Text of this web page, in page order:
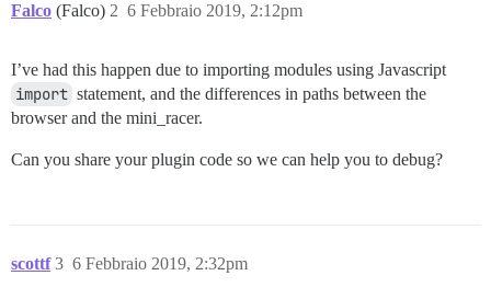
Falco (Falco) 6 Febbraio 2019, 2:12pm
2
I’ve had this happen due to importing modules using Javascript
import statement, and the differences in paths between the
browser and the mini_racer.
Can you share your plugin code so we can help you to debug?
scottf 6 Febbraio 2019, 2:32pm
3